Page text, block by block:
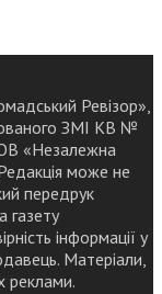
Ревізор»,
ЗМІ КВ №
«Незалежна
може не
передрук
газету
інформації у
Матеріали,
реклами.